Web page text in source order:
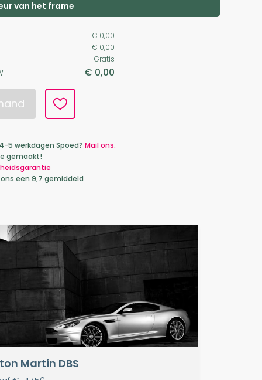
van het frame
€ 0,00
€ 0,00
Gratis
€ 0,00
5 werkdagen Spoed? Mail ons.
gemaakt!
een 9,7 gemiddeld
Martin DBS